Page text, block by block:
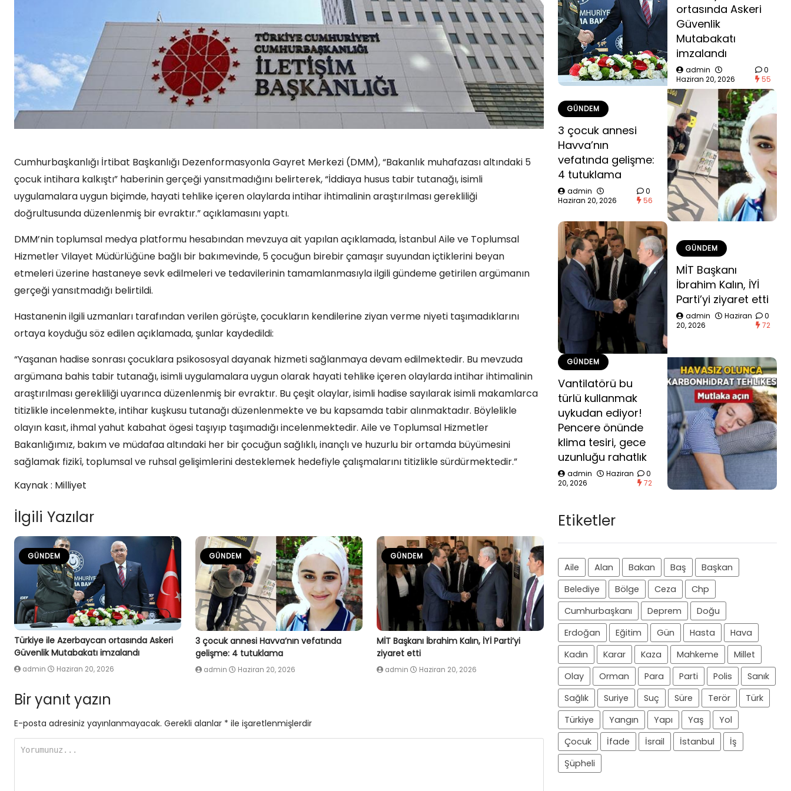
Cumhurbaşkanlığı İrtibat Başkanlığı Dezenformasyonla Gayret Merkezi (DMM), “Bakanlık muhafazası altındaki 5
çocuk intihara kalkıştı” haberinin gerçeği yansıtmadığını belirterek, “İddiaya husus tabir tutanağı, isimli
uygulamalara uygun biçimde, hayati tehlike içeren olaylarda intihar ihtimalinin araştırılması gerekliliği
doğrultusunda düzenlenmiş bir evraktır.” açıklamasını yaptı.
DMM’nin toplumsal medya platformu hesabından mevzuya ait yapılan açıklamada, İstanbul Aile ve Toplumsal
Hizmetler Vilayet Müdürlüğüne bağlı bir bakımevinde, 5 çocuğun birebir çamaşır suyundan içtiklerini beyan
etmeleri üzerine hastaneye sevk edilmeleri ve tedavilerinin tamamlanmasıyla ilgili gündeme getirilen argümanın
gerçeği yansıtmadığı belirtildi.
Hastanenin ilgili uzmanları tarafından verilen görüşte, çocukların kendilerine ziyan verme niyeti taşımadıklarını
ortaya koyduğu söz edilen açıklamada, şunlar kaydedildi:
“Yaşanan hadise sonrası çocuklara psikososyal dayanak hizmeti sağlanmaya devam edilmektedir. Bu mevzuda
argümana bahis tabir tutanağı, isimli uygulamalara uygun olarak hayati tehlike içeren olaylarda intihar ihtimalinin
araştırılması gerekliliği uyarınca düzenlenmiş bir evraktır. Bu çeşit olaylar, isimli hadise sayılarak isimli makamlarca
titizlikle incelenmekte, intihar kuşkusu tutanağı düzenlenmekte ve bu kapsamda tabir alınmaktadır. Böylelikle
olayın kasıt, ihmal yahut kabahat ögesi taşıyıp taşımadığı incelenmektedir. Aile ve Toplumsal Hizmetler
Bakanlığımız, bakım ve müdafaa altındaki her bir çocuğun sağlıklı, inançlı ve huzurlu bir ortamda büyümesini
sağlamak fizikî, toplumsal ve ruhsal gelişimlerini desteklemek hedefiyle çalışmalarını titizlikle sürdürmektedir.”
Kaynak : Milliyet
İlgili Yazılar
GÜNDEM
Türkiye ile Azerbaycan ortasında Askeri
Güvenlik Mutabakatı imzalandı
admin Haziran 20, 2026
GÜNDEM
3 çocuk annesi Havva’nın vefatında
gelişme: 4 tutuklama
admin Haziran 20, 2026
GÜNDEM
MİT Başkanı İbrahim Kalın, İYİ Parti’yi
ziyaret etti
admin Haziran 20, 2026
Bir yanıt yazın
E-posta adresiniz yayınlanmayacak. Gerekli alanlar * ile işaretlenmişlerdir
ortasında Askeri
Güvenlik
Mutabakatı
imzalandı
admin
Haziran 20, 2026
0
55
GÜNDEM
3 çocuk annesi
Havva’nın
vefatında gelişme:
4 tutuklama
admin
Haziran 20, 2026
0
56
GÜNDEM
MİT Başkanı
İbrahim Kalın, İYİ
Parti’yi ziyaret etti
admin
Haziran
20, 2026
0
72
GÜNDEM
Vantilatörü bu
türlü kullanmak
uykudan ediyor!
Pencere önünde
klima tesiri, gece
uzunluğu rahatlık
admin
Haziran
20, 2026
0
72
Etiketler
Aile Alan Bakan Baş
Başkan
Belediye
Bölge Ceza
Chp
Cumhurbaşkanı
Deprem
Doğu
Erdoğan
Eğitim Gün Hasta
Hava
Kadın
Karar Kaza Mahkeme
Millet
Olay
Orman Para Parti Polis
Sanık
Sağlık
Suriye Suç Süre Terör
Türk
Türkiye
Yangın Yapı Yaş
Yol
Çocuk
İfade İsrail İstanbul
İş
Şüpheli